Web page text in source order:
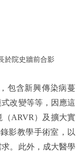
於院史牆前合影
包含新興傳染病蔓
改變等等，因應這
ARVR）及擴大實
影教學手術室，以
。此外，成大醫學